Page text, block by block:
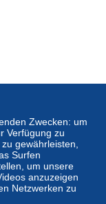
Zwecken: um
Verfügung zu
gewährleisten,
Surfen
um unsere
anzuzeigen
Netzwerken zu